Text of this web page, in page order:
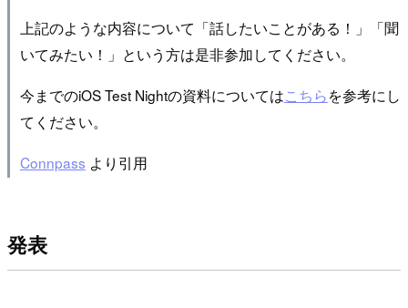
上記のような内容について「話したいことがある！」「聞
いてみたい！」という方は是非参加してください。
今までのiOS Test Nightの資料についてはこちらを参考にし
てください。
Connpass より引用
発表